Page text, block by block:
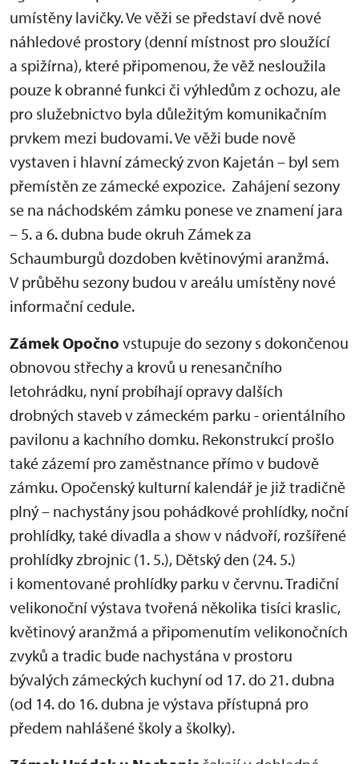
umístěny lavičky. Ve věži se představí dvě nové
náhledové prostory (denní místnost pro sloužící
a spižírna), které připomenou, že věž nesloužila
pouze k obranné funkci či výhledům z ochozu, ale
pro služebnictvo byla důležitým komunikačním
prvkem mezi budovami. Ve věži bude nově
vystaven i hlavní zámecký zvon Kajetán – byl sem
přemístěn ze zámecké expozice. Zahájení sezony
se na náchodském zámku ponese ve znamení jara
– 5. a 6. dubna bude okruh Zámek za
Schaumburgů dozdoben květinovými aranžmá.
V průběhu sezony budou v areálu umístěny nové
informační cedule.
Zámek Opočno vstupuje do sezony s dokončenou
obnovou střechy a krovů u renesančního
letohrádku, nyní probíhají opravy dalších
drobných staveb v zámeckém parku - orientálního
pavilonu a kachního domku. Rekonstrukcí prošlo
také zázemí pro zaměstnance přímo v budově
zámku. Opočenský kulturní kalendář je již tradičně
plný – nachystány jsou pohádkové prohlídky, noční
prohlídky, také divadla a show v nádvoří, rozšířené
prohlídky zbrojnic (1. 5.), Dětský den (24. 5.)
i komentované prohlídky parku v červnu. Tradiční
velikonoční výstava tvořená několika tisíci kraslic,
květinový aranžmá a připomenutím velikonočních
zvyků a tradic bude nachystána v prostoru
bývalých zámeckých kuchyní od 17. do 21. dubna
(od 14. do 16. dubna je výstava přístupná pro
předem nahlášené školy a školky).